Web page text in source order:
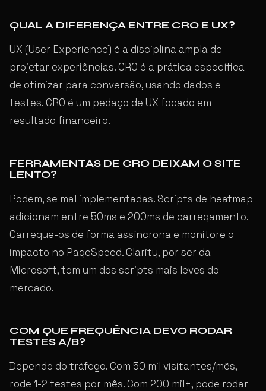
QUAL A DIFERENÇA ENTRE CRO E UX?
UX (User Experience) é a disciplina ampla de
projetar experiências. CRO é a prática específica
de otimizar para conversão, usando dados e
testes. CRO é um pedaço de UX focado em
resultado financeiro.
FERRAMENTAS DE CRO DEIXAM O SITE
LENTO?
Podem, se mal implementadas. Scripts de heatmap
adicionam entre 50ms e 200ms de carregamento.
Carregue-os de forma assíncrona e monitore o
impacto no PageSpeed. Clarity, por ser da
Microsoft, tem um dos scripts mais leves do
mercado.
COM QUE FREQUÊNCIA DEVO RODAR
TESTES A/B?
Depende do tráfego. Com 50 mil visitantes/mês,
rode 1-2 testes por mês. Com 200 mil+, pode rodar